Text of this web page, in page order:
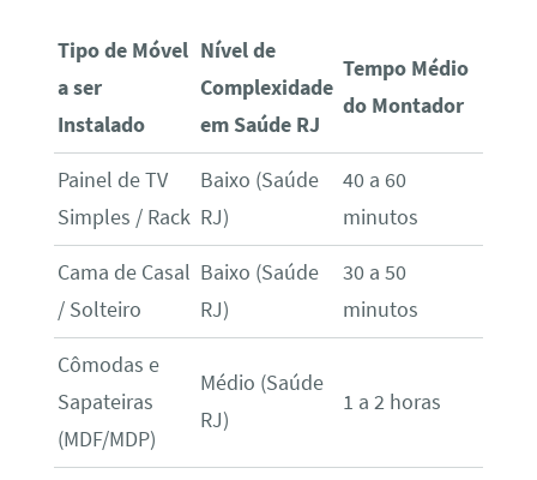
Tipo de Móvel
a ser
Instalado
Nível de
Complexidade
em Saúde RJ
Tempo Médio
do Montador
Painel de TV
Simples / Rack
Baixo (Saúde
RJ)
40 a 60
minutos
Cama de Casal
/ Solteiro
Baixo (Saúde
RJ)
30 a 50
minutos
Cômodas e
Sapateiras
(MDF/MDP)
Médio (Saúde
RJ)
1 a 2 horas